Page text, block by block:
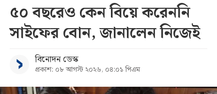
৫০ বছরেও কেন বিয়ে করেননি
সাইফের বোন, জানালেন নিজেই
বিনোদন ডেস্ক
প্রকাশ: ০৮ আগস্ট ২০২৬, ০৪:০১ পিএম